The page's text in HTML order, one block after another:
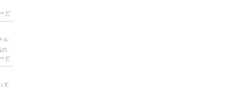
ど
ル
の
起
た
ど
す